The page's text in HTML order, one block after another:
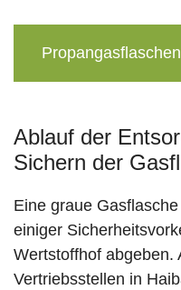
Ablauf der
Sichern der
Eine graue
einiger
Wertstoffhof abgeben.
Vertriebsstellen in